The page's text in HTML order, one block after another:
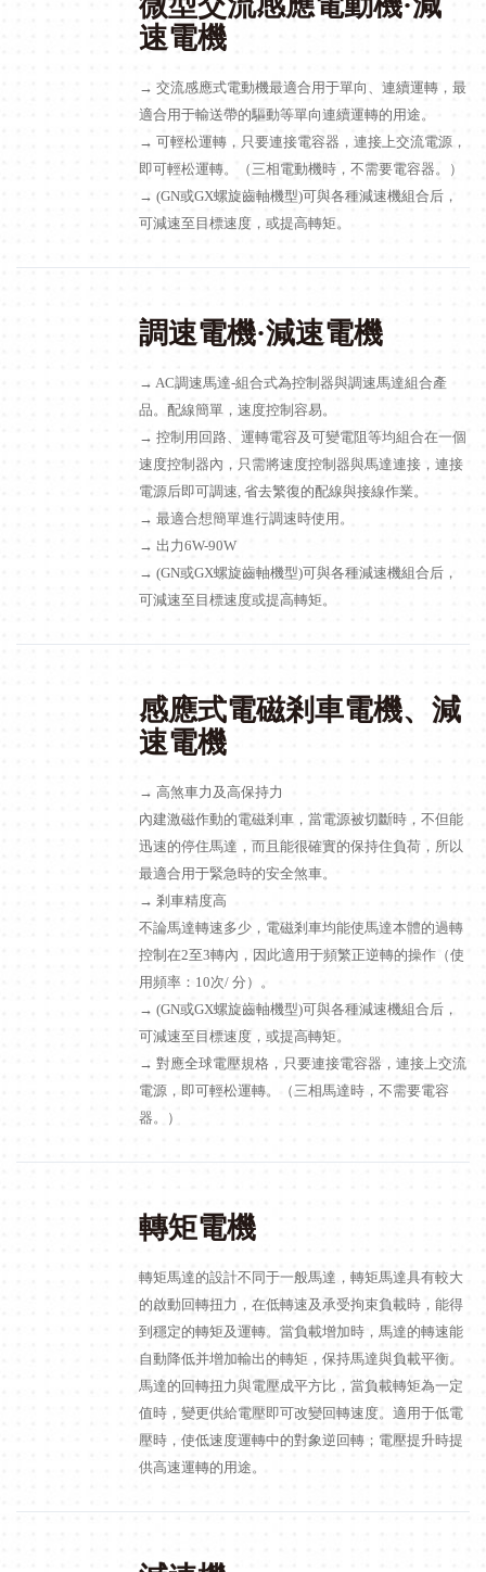
速電機
→ 交流感應式電動機最適合用于單向、連續運轉，最
適合用于輸送帶的驅動等單向連續運轉的用途。
→ 可輕松運轉，只要連接電容器，連接上交流電源，
即可輕松運轉。（三相電動機時，不需要電容器。）
→ (GN或GX螺旋齒軸機型)可與各種減速機組合后，
可減速至目標速度，或提高轉矩。
調速電機·減速電機
→ AC調速馬達-組合式為控制器與調速馬達組合產
品。配線簡單，速度控制容易。
→ 控制用回路、運轉電容及可變電阻等均組合在一個
速度控制器內，只需將速度控制器與馬達連接，連接
電源后即可調速, 省去繁復的配線與接線作業。
→ 最適合想簡單進行調速時使用。
→ 出力6W-90W
→ (GN或GX螺旋齒軸機型)可與各種減速機組合后，
可減速至目標速度或提高轉矩。
感應式電磁剎車電機、減
速電機
→ 高煞車力及高保持力
內建激磁作動的電磁剎車，當電源被切斷時，不但能
迅速的停住馬達，而且能很確實的保持住負荷，所以
最適合用于緊急時的安全煞車。
→ 剎車精度高
不論馬達轉速多少，電磁剎車均能使馬達本體的過轉
控制在2至3轉內，因此適用于頻繁正逆轉的操作（使
用頻率：10次/ 分）。
→ (GN或GX螺旋齒軸機型)可與各種減速機組合后，
可減速至目標速度，或提高轉矩。
→ 對應全球電壓規格，只要連接電容器，連接上交流
電源，即可輕松運轉。（三相馬達時，不需要電容
器。）
轉矩電機
轉矩馬達的設計不同于一般馬達，轉矩馬達具有較大
的啟動回轉扭力，在低轉速及承受拘束負載時，能得
到穩定的轉矩及運轉。當負載增加時，馬達的轉速能
自動降低并增加輸出的轉矩，保持馬達與負載平衡。
馬達的回轉扭力與電壓成平方比，當負載轉矩為一定
值時，變更供給電壓即可改變回轉速度。適用于低電
壓時，使低速度運轉中的對象逆回轉；電壓提升時提
供高速運轉的用途。